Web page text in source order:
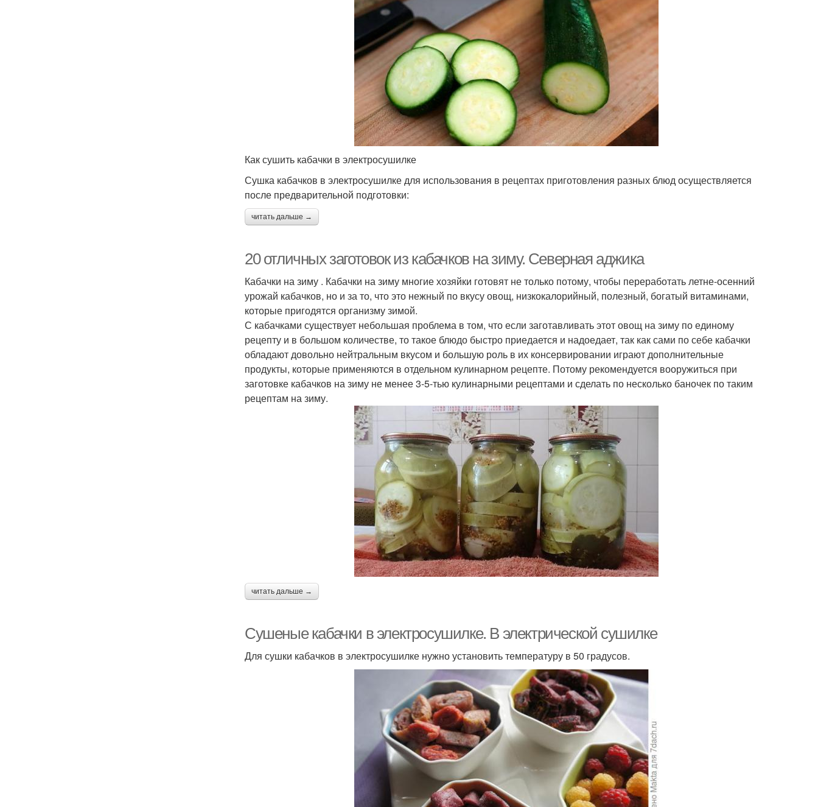
Как сушить кабачки в электросушилке
Сушка кабачков в электросушилке для использования в рецептах приготовления разных блюд осуществляется
после предварительной подготовки:
читать дальше →
20 отличных заготовок из кабачков на зиму. Северная аджика
Кабачки на зиму . Кабачки на зиму многие хозяйки готовят не только потому, чтобы переработать летне-осенний
урожай кабачков, но и за то, что это нежный по вкусу овощ, низкокалорийный, полезный, богатый витаминами,
которые пригодятся организму зимой.
С кабачками существует небольшая проблема в том, что если заготавливать этот овощ на зиму по единому
рецепту и в большом количестве, то такое блюдо быстро приедается и надоедает, так как сами по себе кабачки
обладают довольно нейтральным вкусом и большую роль в их консервировании играют дополнительные
продукты, которые применяются в отдельном кулинарном рецепте. Потому рекомендуется вооружиться при
заготовке кабачков на зиму не менее 3-5-тью кулинарными рецептами и сделать по несколько баночек по таким
рецептам на зиму.
читать дальше →
Сушеные кабачки в электросушилке. В электрической сушилке
Для сушки кабачков в электросушилке нужно установить температуру в 50 градусов.